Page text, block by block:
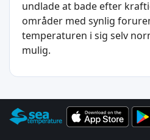
undlade at bade efter
områder med synlig
temperaturen i sig selv
mulig.